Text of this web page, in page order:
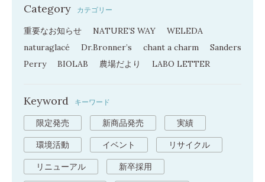
Category カテゴリー
重要なお知らせ NATURE’S WAY
WELEDA
naturaglacé
Dr.Bronner’s chant a charm
Sanders
Perry
BIOLAB 農場だより LABO LETTER
Keyword キーワード
限定発売 新商品発売 実績
環境活動 イベント リサイクル
リニューアル 新卒採用